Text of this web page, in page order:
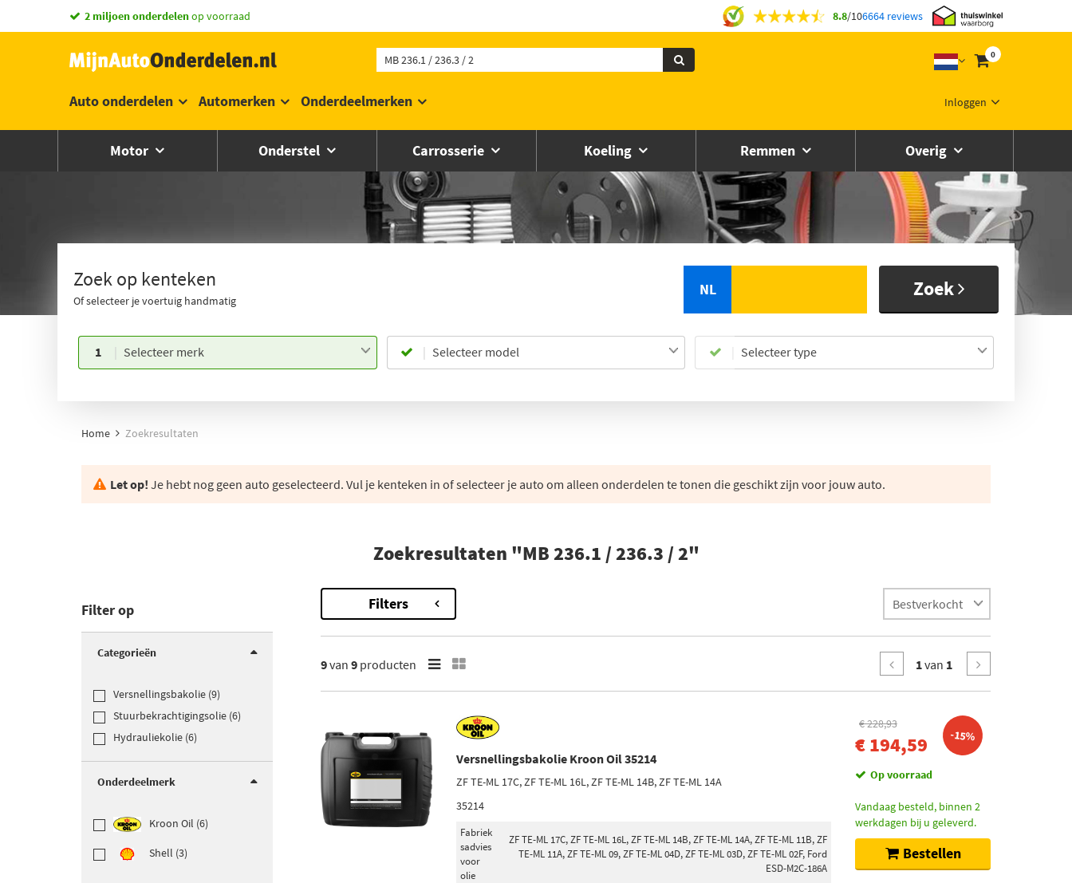
vandaag besteld,morgen in huis * 8.8/106664 reviews
0
Inloggen
Auto onderdelen Automerken Onderdeelmerken
Motor Onderstel Carrosserie Koeling Remmen Overig
Zoek op kenteken
Of selecteer je voertuig handmatig
NL Zoek
1 Selecteer merk Selecteer model Selecteer type
Home Zoekresultaten
Let op! Je hebt nog geen auto geselecteerd. Vul je kenteken in of selecteer je auto om alleen onderdelen te tonen die geschikt zijn voor jouw auto.
Zoekresultaten "MB 236.1 / 236.3 / 2"
Filter op
Categorieën
Versnellingsbakolie (9)
Stuurbekrachtigingsolie (6)
Hydrauliekolie (6)
Onderdeelmerk
Kroon Oil (6)
Shell (3)
Filters
9van 9 producten 1van 1
Versnellingsbakolie Kroon Oil 35214
ZF TE-ML 17C, ZF TE-ML 16L, ZF TE-ML 14B, ZF TE-ML 14A
35214
Fabriek
sadvies
voor
olie
ZF TE-ML 17C, ZF TE-ML 16L, ZF TE-ML 14B, ZF TE-ML 14A, ZF TE-ML 11B, ZF
TE-ML 11A, ZF TE-ML 09, ZF TE-ML 04D, ZF TE-ML 03D, ZF TE-ML 02F, Ford
ESD-M2C-186A
€ 228,93
€ 194,59 -15%
Op voorraad
Vandaag besteld, binnen 2
werkdagen bij u geleverd.
Bestellen